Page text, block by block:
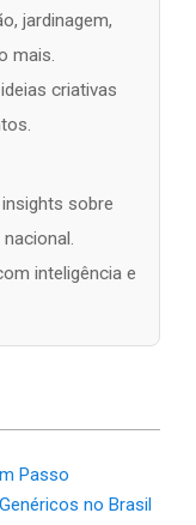
jardinagem,
mais.
criativas
sobre
inteligência e
Passo
no Brasil